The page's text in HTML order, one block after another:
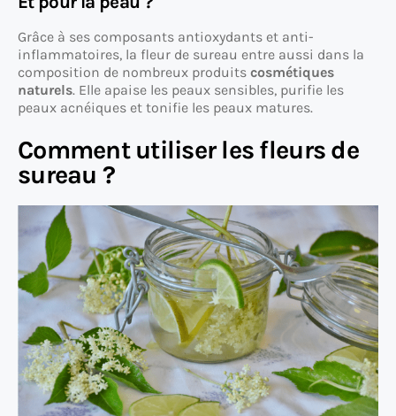
Grâce à ses composants antioxydants et anti-
inflammatoires, la fleur de sureau entre aussi dans la
composition de nombreux produits cosmétiques
naturels. Elle apaise les peaux sensibles, purifie les
peaux acnéiques et tonifie les peaux matures.
Comment utiliser les fleurs de
sureau ?